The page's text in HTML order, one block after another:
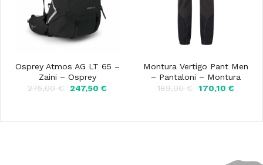
Osprey Atmos AG LT 65 –
Zaini – Osprey
275,00€
Il
275,00 €.
247,50 €Il
247,50 €.
Montura Vertigo Pant Men
– Pantaloni – Montura
189,00€
Il
189,00 €.
170,10 €Il
170,10